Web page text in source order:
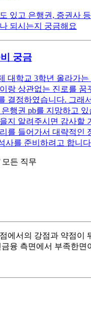
있고 은행권, 증권사
되시는지 궁금해요
궁금
대학교 3학년 올라가
랑 상관없는 진로를 꿈
결정하였습니다. 그래
행권 pb를 지망하고 있
지 알려주시면 감사할
를 들어가서 대략적인
사를 준비하려고 합니
모든 직무
에서의 강점과 약점이
융 측면에서 부족한면